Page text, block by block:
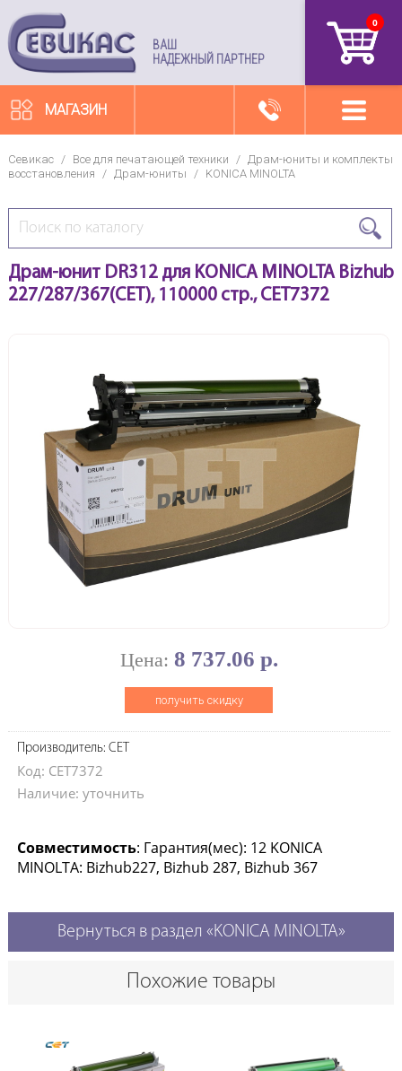
ВАШ
НАДЕЖНЫЙ ПАРТНЕР
0
МАГАЗИН
Севикас / Все для печатающей техники / Драм-юниты и комплекты
восстановления / Драм-юниты / KONICA MINOLTA
Драм-юнит DR312 для KONICA MINOLTA Bizhub
227/287/367(CET), 110000 стр., CET7372
Цена: 8 737.06 р.
получить скидку
Производитель: CET
Код: CET7372
Наличие: уточнить
Совместимость: Гарантия(мес): 12 KONICA
MINOLTA: Bizhub227, Bizhub 287, Bizhub 367
Вернуться в раздел «KONICA MINOLTA»
Похожие товары